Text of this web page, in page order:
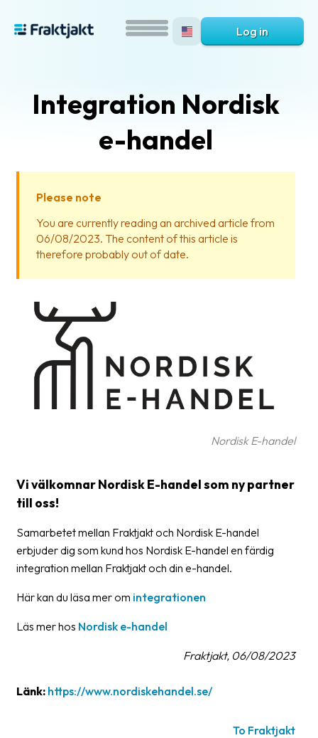
is
Fraktjakt?
Help?
FAQ
Glossary
Packing
documents
Customs
declarations
Delivery
terms
Downloads
Log in
Integration Nordisk
e-handel
Please note
You are currently reading an archived article from
06/08/2023. The content of this article is
therefore probably out of date.
Nordisk E-handel
Vi välkomnar Nordisk E-handel som ny partner
till oss!
Samarbetet mellan Fraktjakt och Nordisk E-handel
erbjuder dig som kund hos Nordisk E-handel en färdig
integration mellan Fraktjakt och din e-handel.
Här kan du läsa mer om integrationen
Läs mer hos Nordisk e-handel
Fraktjakt, 06/08/2023
Länk: https://www.nordiskehandel.se/
To Fraktjakt